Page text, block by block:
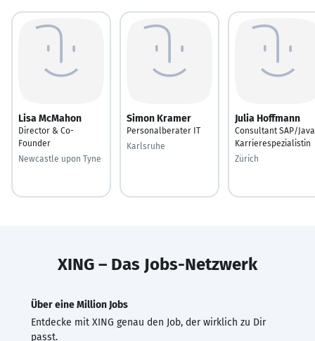
Lisa McMahon
Director & Co-
Founder
Newcastle upon Tyne
Simon Kramer
Personalberater IT
Karlsruhe
Julia Hoffmann
Consultant SAP/Java
Karrierespezialistin
Zürich
XING – Das Jobs-Netzwerk
Über eine Million Jobs
Entdecke mit XING genau den Job, der wirklich zu Dir
passt.